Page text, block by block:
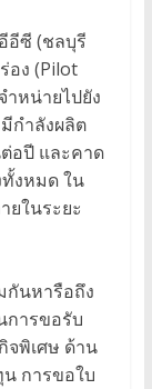
อีซี (ชลบุรี
อง (Pilot
ำหน่ายไปยัง
กำลังผลิต
อปี และคาด
ทั้งหมด ใน
ยในระยะ
กันหารือถึง
การขอรับ
จพิเศษ ด้าน
การขอใบ